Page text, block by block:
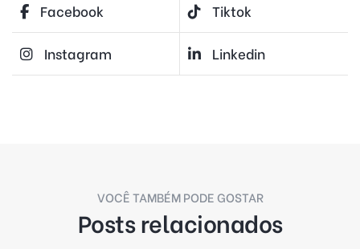
Facebook Tiktok
Instagram Linkedin
VOCÊ TAMBÉM PODE GOSTAR
Posts relacionados